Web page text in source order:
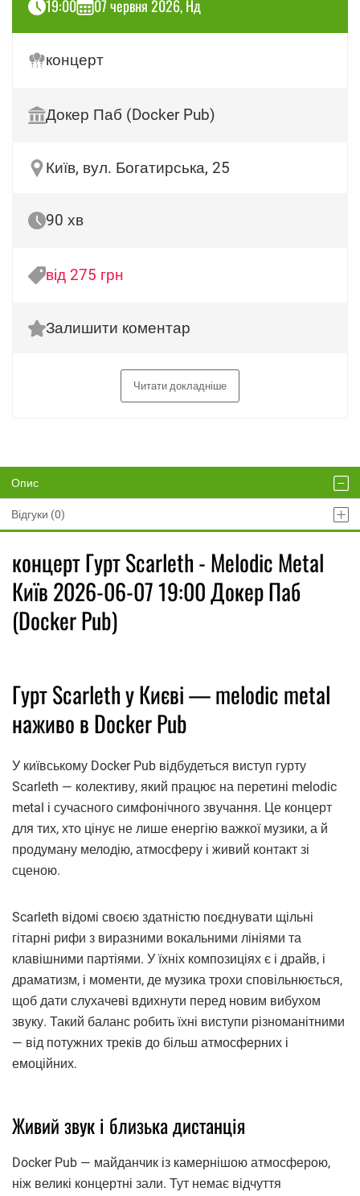
19:00 07 червня 2026, Нд
концерт
Докер Паб (Docker Pub)
Київ, вул. Богатирська, 25
90 хв
від 275 грн
Залишити коментар
Читати докладніше
Опис
Відгуки (0)
концерт Гурт Scarleth - Melodic Metal
Київ 2026-06-07 19:00 Докер Паб
(Docker Pub)
Гурт Scarleth у Києві — melodic metal
наживо в Docker Pub
У київському Docker Pub відбудеться виступ гурту
Scarleth — колективу, який працює на перетині melodic
metal і сучасного симфонічного звучання. Це концерт
для тих, хто цінує не лише енергію важкої музики, а й
продуману мелодію, атмосферу і живий контакт зі
сценою.
Scarleth відомі своєю здатністю поєднувати щільні
гітарні рифи з виразними вокальними лініями та
клавішними партіями. У їхніх композиціях є і драйв, і
драматизм, і моменти, де музика трохи сповільнюється,
щоб дати слухачеві вдихнути перед новим вибухом
звуку. Такий баланс робить їхні виступи різноманітними
— від потужних треків до більш атмосферних і
емоційних.
Живий звук і близька дистанція
Docker Pub — майданчик із камернішою атмосферою,
ніж великі концертні зали. Тут немає відчуття